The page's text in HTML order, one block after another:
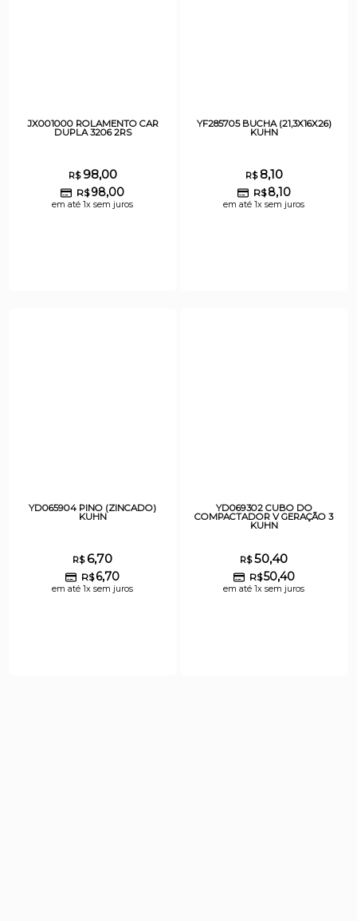
JX001000 ROLAMENTO CAR
DUPLA 3206 2RS
R$98,00
R$98,00
em até 1x sem juros
YF285705 BUCHA (21,3X16X26)
KUHN
R$8,10
R$ 8,10
em até 1x sem juros
YD065904 PINO (ZINCADO)
KUHN
R$6,70
R$6,70
em até 1x sem juros
YD069302 CUBO DO
COMPACTADOR V GERAÇÃO 3
KUHN
R$50,40
R$50,40
em até 1x sem juros